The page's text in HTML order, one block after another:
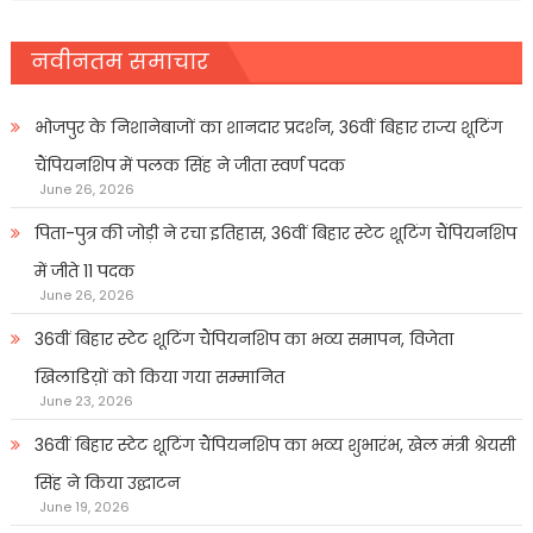
नवीनतम समाचार
भोजपुर के निशानेबाजों का शानदार प्रदर्शन, 36वीं बिहार राज्य शूटिंग
चैंपियनशिप में पलक सिंह ने जीता स्वर्ण पदक
June 26, 2026
पिता-पुत्र की जोड़ी ने रचा इतिहास, 36वीं बिहार स्टेट शूटिंग चैंपियनशिप
में जीते 11 पदक
June 26, 2026
36वीं बिहार स्टेट शूटिंग चैंपियनशिप का भव्य समापन, विजेता
खिलाडिय़ों को किया गया सम्मानित
June 23, 2026
36वीं बिहार स्टेट शूटिंग चैंपियनशिप का भव्य शुभारंभ, खेल मंत्री श्रेयसी
सिंह ने किया उद्घाटन
June 19, 2026